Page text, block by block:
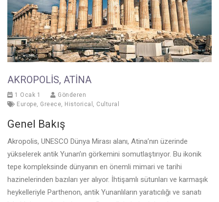
AKROPOLIS, ATINA
1 Ocak 1
Gönderen
Europe Greece Historical Cultural
Genel Bakış
Akropolis, UNESCO Dünya Mirası alanı, Atina’nın üzerinde
yükselerek antik Yunan’ın görkemini somutlaştırıyor. Bu ikonik
tepe kompleksinde dünyanın en önemli mimari ve tarihi
hazinelerinden bazıları yer alıyor. İhtişamlı sütunları ve karmaşık
heykelleriyle Parthenon, antik Yunanlıların yaratıcılığı ve sanatı